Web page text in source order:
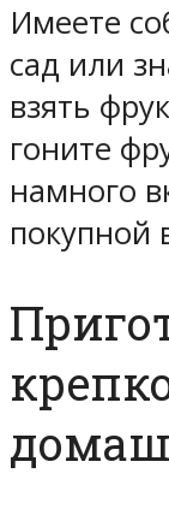
Имеете
сад или
взять
гоните
намного
покупной